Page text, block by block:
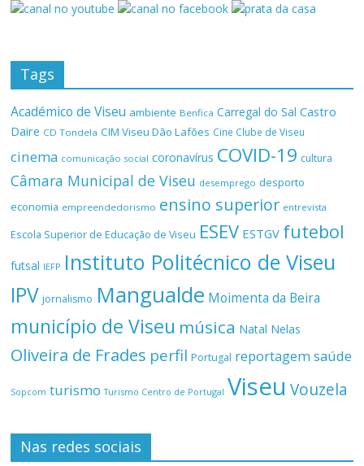
Tags
Académico de Viseu ambiente Benfica Carregal do Sal Castro
Daire CD Tondela CIM Viseu Dão Lafões Cine Clube de Viseu
cinema comunicação social coronavírus COVID-19 cultura
Câmara Municipal de Viseu desemprego desporto
economia empreendedorismo ensino superior entrevista
Escola Superior de Educação de Viseu ESEV ESTGV futebol
futsal IEFP Instituto Politécnico de Viseu
IPV jornalismo Mangualde Moimenta da Beira
município de Viseu música Natal Nelas
Oliveira de Frades perfil Portugal reportagemsaúde
Sopcom turismo Turismo Centro de Portugal Viseu Vouzela
Nas redes sociais